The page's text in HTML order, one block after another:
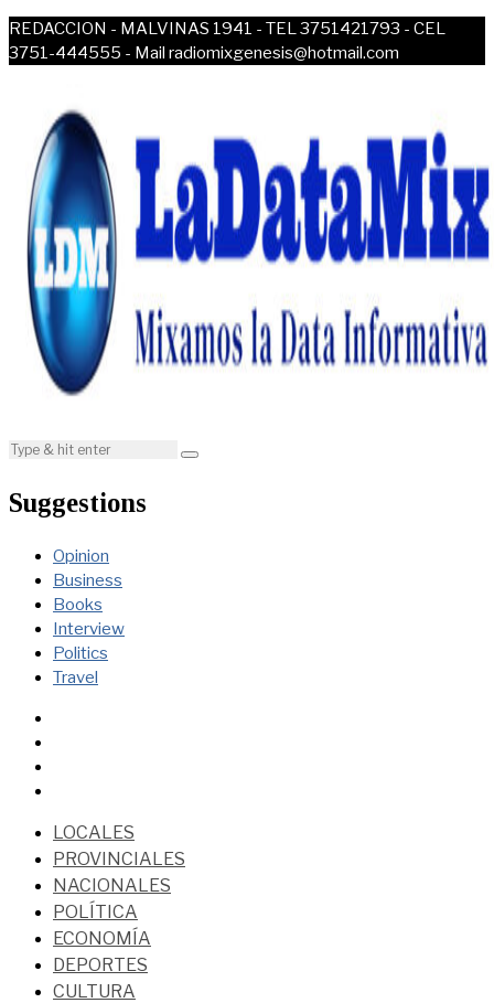
REDACCION - MALVINAS 1941 - TEL 3751421793 - CEL
3751-444555 - Mail radiomixgenesis@hotmail.com
Suggestions
Opinion
Business
Books
Interview
Politics
Travel
LOCALES
PROVINCIALES
NACIONALES
POLÍTICA
ECONOMÍA
DEPORTES
CULTURA